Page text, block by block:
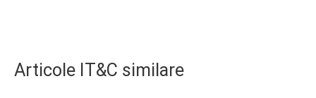
Articole IT&C similare